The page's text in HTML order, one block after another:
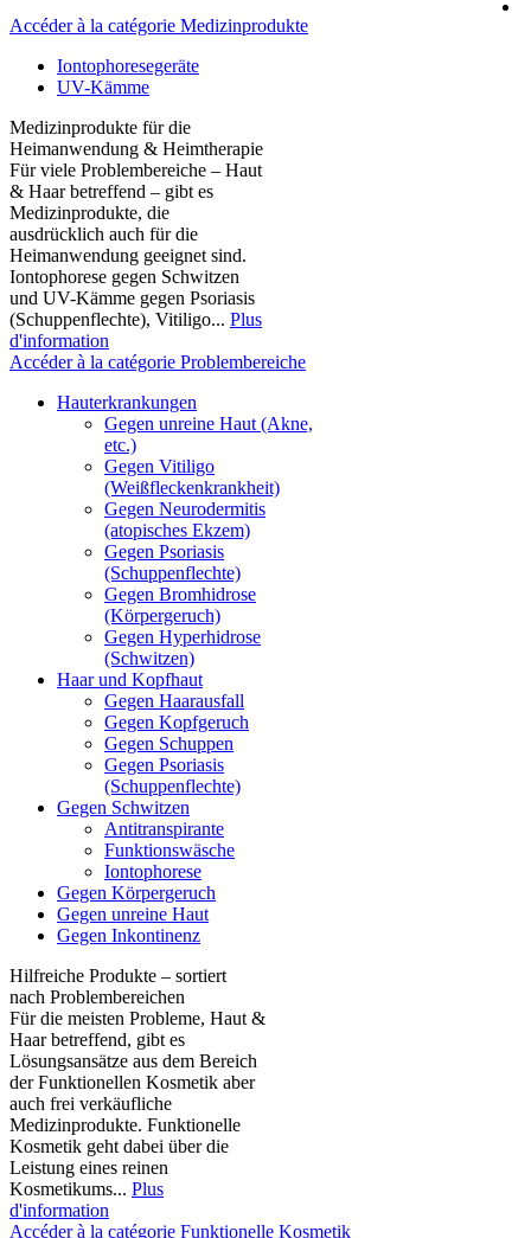
Accéder à la catégorie Medizinprodukte
Iontophoresegeräte
UV-Kämme
Medizinprodukte für die
Heimanwendung & Heimtherapie
Für viele Problembereiche – Haut
& Haar betreffend – gibt es
Medizinprodukte, die
ausdrücklich auch für die
Heimanwendung geeignet sind.
Iontophorese gegen Schwitzen
und UV-Kämme gegen Psoriasis
(Schuppenflechte), Vitiligo... Plus
d'information
Accéder à la catégorie Problembereiche
Hauterkrankungen
Gegen unreine Haut (Akne,
etc.)
Gegen Vitiligo
(Weißfleckenkrankheit)
Gegen Neurodermitis
(atopisches Ekzem)
Gegen Psoriasis
(Schuppenflechte)
Gegen Bromhidrose
(Körpergeruch)
Gegen Hyperhidrose
(Schwitzen)
Haar und Kopfhaut
Gegen Haarausfall
Gegen Kopfgeruch
Gegen Schuppen
Gegen Psoriasis
(Schuppenflechte)
Gegen Schwitzen
Antitranspirante
Funktionswäsche
Iontophorese
Gegen Körpergeruch
Gegen unreine Haut
Gegen Inkontinenz
Hilfreiche Produkte – sortiert
nach Problembereichen
Für die meisten Probleme, Haut &
Haar betreffend, gibt es
Lösungsansätze aus dem Bereich
der Funktionellen Kosmetik aber
auch frei verkäufliche
Medizinprodukte. Funktionelle
Kosmetik geht dabei über die
Leistung eines reinen
Kosmetikums... Plus
d'information
Accéder à la catégorie Funktionelle Kosmetik